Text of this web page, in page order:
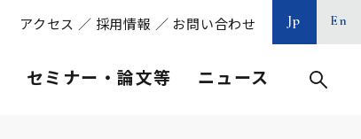
アクセス ／ 採用情報 ／ お問い合わせ Jp En
セミナー・論文等 ニュース